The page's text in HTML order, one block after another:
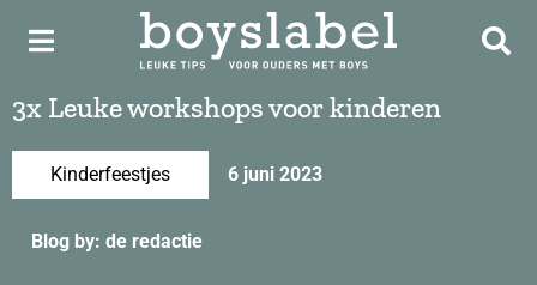
3x Leuke workshops voor kinderen
Kinderfeestjes 6 juni 2023
Blog by: de redactie